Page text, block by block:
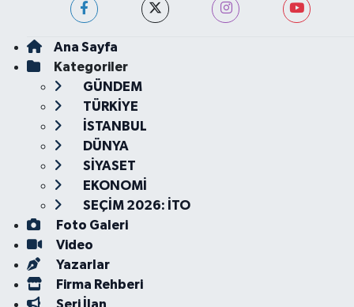
Ana Sayfa
Kategoriler
GÜNDEM
TÜRKİYE
İSTANBUL
DÜNYA
SİYASET
EKONOMİ
SEÇİM 2026: İTO
Foto Galeri
Video
Yazarlar
Firma Rehberi
Seri İlan